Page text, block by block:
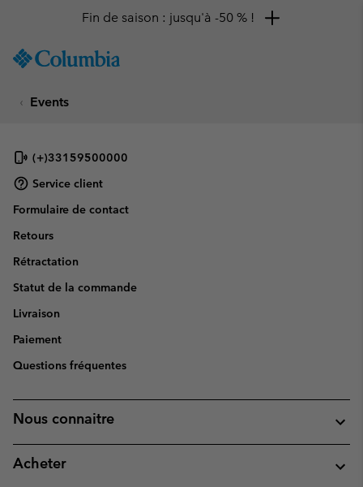
TO
SKIP
NAV
SKIP
SEARCH
Fin de saison : jusqu'à -50 % !
Events
(+)33159500000
Service client
Formulaire de contact
Retours
Rétractation
Statut de la commande
Livraison
Paiement
Questions fréquentes
Nous connaitre
Acheter